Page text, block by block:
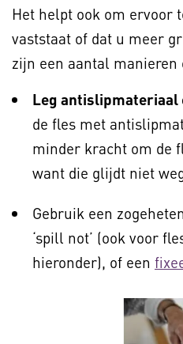
Het helpt ook om ervoor
vaststaat of dat u meer
zijn een aantal manieren
Leg antislipmateriaal
de fles met
minder kracht om de
want die glijdt niet
Gebruik een
‘spill not’ (ook voor
hieronder), of een